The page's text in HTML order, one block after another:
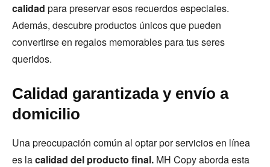
calidad para preservar esos recuerdos especiales.
Además, descubre productos únicos que pueden
convertirse en regalos memorables para tus seres
queridos.
Calidad garantizada y envío a
domicilio
Una preocupación común al optar por servicios en línea
es lacalidad del producto final. MH Copy aborda esta